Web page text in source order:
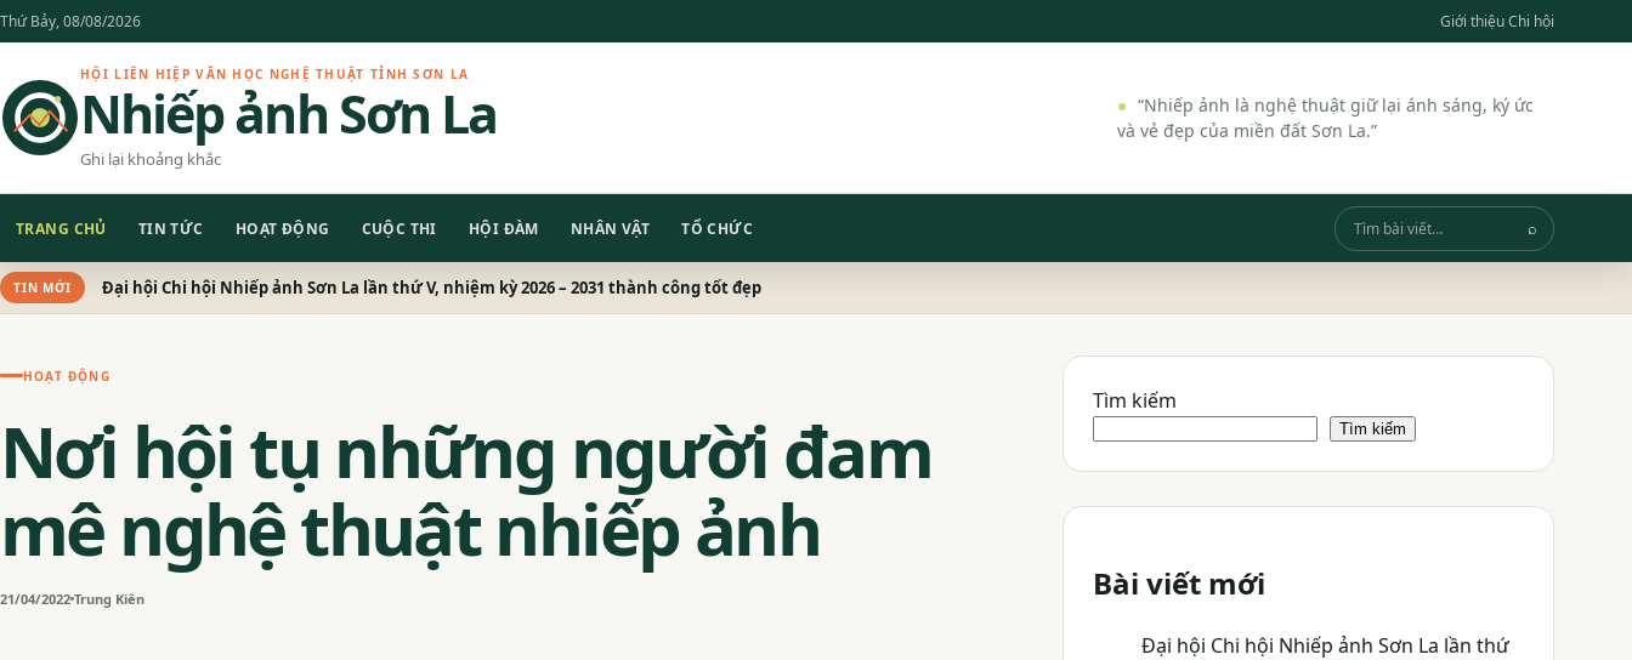
Chuyển
đến
dung
Thứ Bảy, 08/08/2026 Giới thiệu Chi hội
HỘI LIÊN HIỆP VĂN HỌC NGHỆ THUẬT TỈNH SƠN LA
Nhiếp ảnh Sơn La
Ghi lại khoảng khắc
“Nhiếp ảnh là nghệ thuật giữ lại ánh sáng, ký ức
và vẻ đẹp của miền đất Sơn La.”
TRANG CHỦ TIN TỨC HOẠT ĐỘNG CUỘC THI HỘI ĐÀM NHÂN VẬT TỔ CHỨC
Tìm
kiếm
⌕
TIN MỚI Đại hội Chi hội Nhiếp ảnh Sơn La lần thứ V, nhiệm kỳ 2026 – 2031 thành công tốt đẹp
HOẠT ĐỘNG
Nơi hội tụ những người đam
mê nghệ thuật nhiếp ảnh
21/04/2022 Trung Kiên
Tìm kiếm
Tìm kiếm
Bài viết mới
Đại hội Chi hội Nhiếp ảnh Sơn La lần thứ